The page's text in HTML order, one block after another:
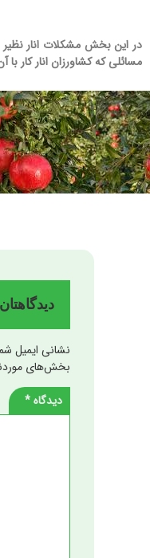
مقالات
خدمات
پروژه‌ها
آموزش
تماس با ما
در این بخش مشکلات انار نظیر
مسائلی که کشاورزان انار کار
نشانی ایمیل
بخش‌های
دیدگاه*